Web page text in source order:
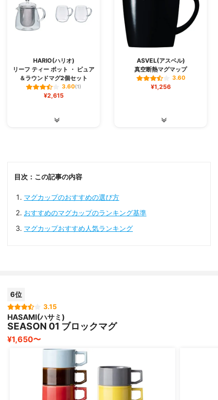
HARIO(ハリオ)
リーフ ティー ポット ・ ピュア
＆ラウンドマグ2個セット
3.60(1)
¥2,615
ASVEL(アスベル)
真空断熱マグマップ
3.60
¥1,256
目次：この記事の内容
マグカップのおすすめの選び方
おすすめのマグカップのランキング基準
マグカップおすすめ人気ランキング
6位
3.15
HASAMI(ハサミ)
SEASON 01 ブロックマグ
¥1,650〜